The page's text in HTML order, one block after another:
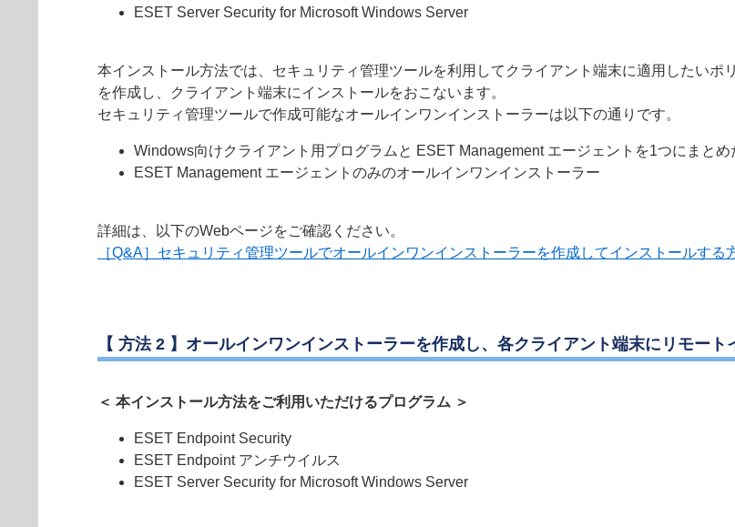
ESET Server Security for Microsoft Windows Server
本インストール方法では、セキュリティ管理ツールを利用してクライアント端末に適用したい
を作成し、クライアント端末にインストールをおこないます。
セキュリティ管理ツールで作成可能なオールインワンインストーラーは以下の通りです。
Windows向けクライアント用プログラムと ESET Management エージェントを1つにまと
ESET Management エージェントのみのオールインワンインストーラー
詳細は、以下のWebページをご確認ください。
［Q&A］セキュリティ管理ツールでオールインワンインストーラーを作成してインストールする
【 方法 2 】 オールインワンインストーラーを作成し、各クライアント端末にリモート
＜ 本インストール方法をご利用いただけるプログラム ＞
ESET Endpoint Security
ESET Endpoint アンチウイルス
ESET Server Security for Microsoft Windows Server